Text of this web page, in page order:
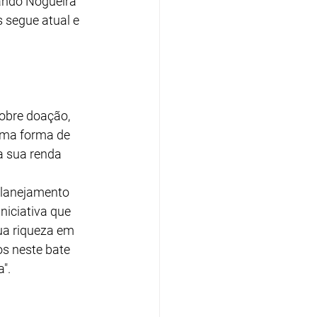
segue atual e
doação,
forma de
sua renda
que
riqueza em
neste bate